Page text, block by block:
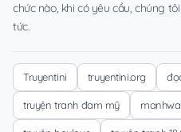
chức nào, khi có yêu cầu, chúng
tức.
Truyentini truyentini.org
truyện tranh đam mỹ